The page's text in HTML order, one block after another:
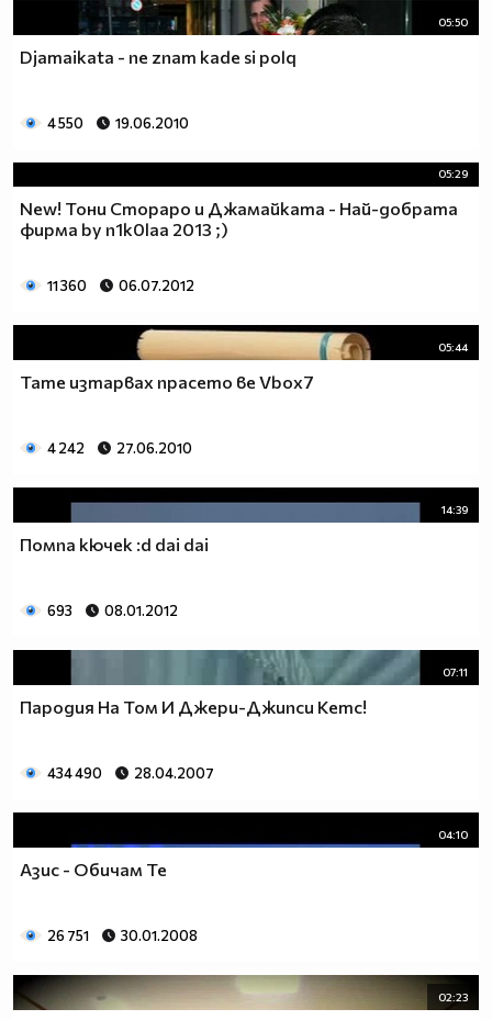
05:50
Djamaikata - ne znam kade si polq
4 550 19.06.2010
05:29
New! Тони Стораро и Джамайката - Най-добрата
фирма by n1k0laa 2013 ;)
11 360 06.07.2012
05:44
Тате изтарвах прасето ве Vbox7
4 242 27.06.2010
14:39
Помпа кючек :d dai dai
693 08.01.2012
07:11
Пародия На Том И Джери-Джипси Кетс!
434 490 28.04.2007
04:10
Азис - Обичам Те
26 751 30.01.2008
02:23